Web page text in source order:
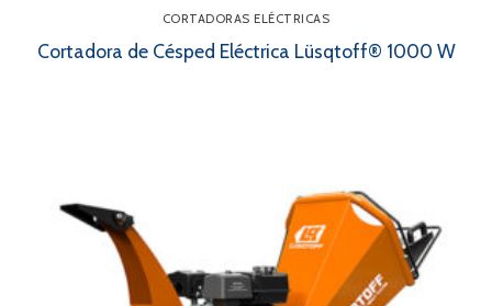
CORTADORAS ELÉCTRICAS
Cortadora de Césped Eléctrica Lüsqtoff® 1000 W